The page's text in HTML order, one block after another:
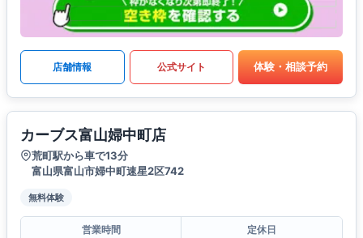
店舗情報 公式サイト 体験・相談予約
カーブス富山婦中町店
荒町駅から車で13分
富山県富山市婦中町速星2区742
無料体験
営業時間
定休日